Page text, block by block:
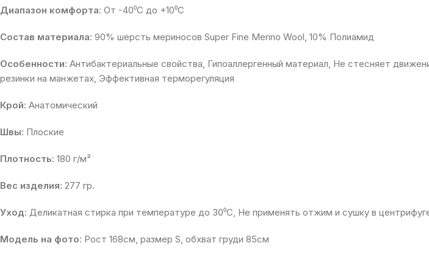
Диапазон комфорта: От -40⁰С до +10⁰С
Состав материала: 90% шерсть мериносов Super Fine Merino Wool, 10% Полиамид
Особенности: Антибактериальные свойства, Гипоаллергенный материал, Не стесняет
резинки на манжетах, Эффективная терморегуляция
Крой: Анатомический
Швы: Плоские
Плотность: 180 г/м²
Вес изделия: 277 гр.
Уход: Деликатная стирка при температуре до 30⁰С, Не применять отжим и сушку в
Модель на фото: Рост 168см, размер S, обхват груди 85см